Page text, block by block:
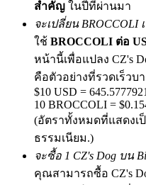
Exclusive for BitMart
Register & Trade to Win
Precious Metals Trading
Trade Gold & Silver ·
สำคัญ ในปีที่ผ่านมา
จะเปลี่ยน BROCCOLI
ใช้ BROCCOLI ต่อ
หน้านี้เพื่อแปลง CZ's
คือตัวอย่างที่รวดเร็วบ
$10 USD =
10 BROCCOLI =
(อัตราทั้งหมดที่แสดงเ
ธรรมเนียม.)
จะซื้อ 1 CZ's Dog บน
คุณสามารถซื้อ CZ's